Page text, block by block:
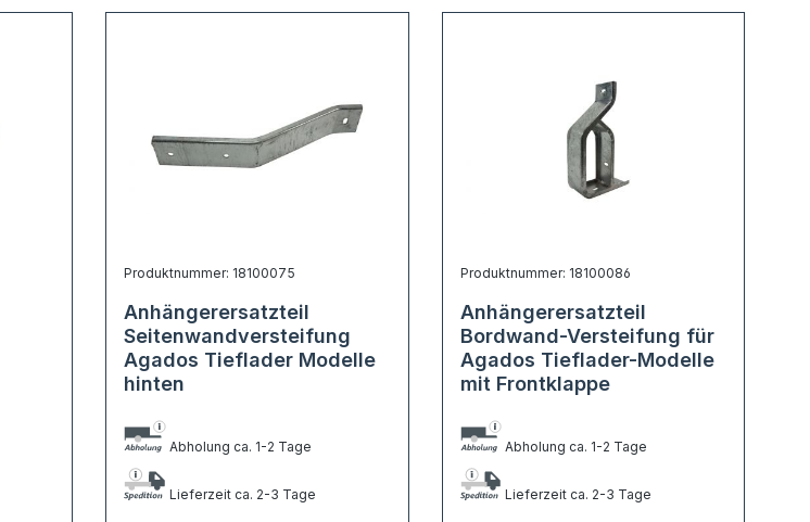
Produktnummer: 18100075
Anhängerersatzteil
Seitenwandversteifung
Agados Tieflader Modelle
hinten
Abholung ca. 1-2 Tage
Lieferzeit ca. 2-3 Tage
Produktnummer: 18100086
Anhängerersatzteil
Bordwand-Versteifung für
Agados Tieflader-Modelle
mit Frontklappe
Abholung ca. 1-2 Tage
Lieferzeit ca. 2-3 Tage